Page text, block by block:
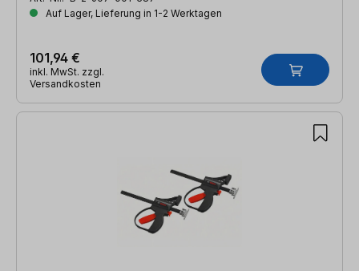
Auf Lager, Lieferung in 1-2 Werktagen
101,94 €
inkl. MwSt. zzgl.
Versandkosten